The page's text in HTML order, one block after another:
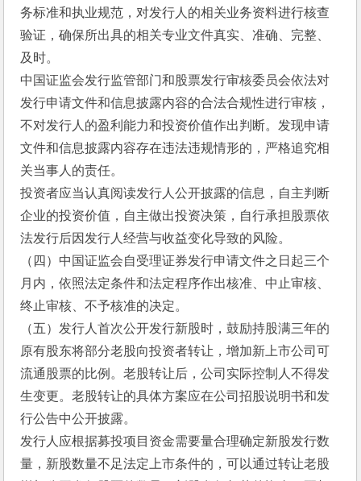
务标准和执业规范，对发行人的相关业务资料进行核查
验证，确保所出具的相关专业文件真实、准确、完整、
及时。
中国证监会发行监管部门和股票发行审核委员会依法对
发行申请文件和信息披露内容的合法合规性进行审核，
不对发行人的盈利能力和投资价值作出判断。发现申请
文件和信息披露内容存在违法违规情形的，严格追究相
关当事人的责任。
投资者应当认真阅读发行人公开披露的信息，自主判断
企业的投资价值，自主做出投资决策，自行承担股票依
法发行后因发行人经营与收益变化导致的风险。
（四）中国证监会自受理证券发行申请文件之日起三个
月内，依照法定条件和法定程序作出核准、中止审核、
终止审核、不予核准的决定。
（五）发行人首次公开发行新股时，鼓励持股满三年的
原有股东将部分老股向投资者转让，增加新上市公司可
流通股票的比例。老股转让后，公司实际控制人不得发
生变更。老股转让的具体方案应在公司招股说明书和发
行公告中公开披露。
发行人应根据募投项目资金需要量合理确定新股发行数
量，新股数量不足法定上市条件的，可以通过转让老股